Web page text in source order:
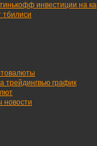
инвестиции на
тбилиси
трейдингвью график
новости